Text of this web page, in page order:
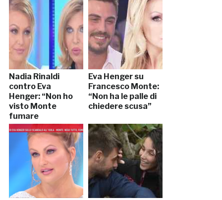
Nadia Rinaldi
contro Eva
Henger: “Non ho
visto Monte
fumare
marijuana”
Eva Henger su
Francesco Monte:
“Non ha le palle di
chiedere scusa”